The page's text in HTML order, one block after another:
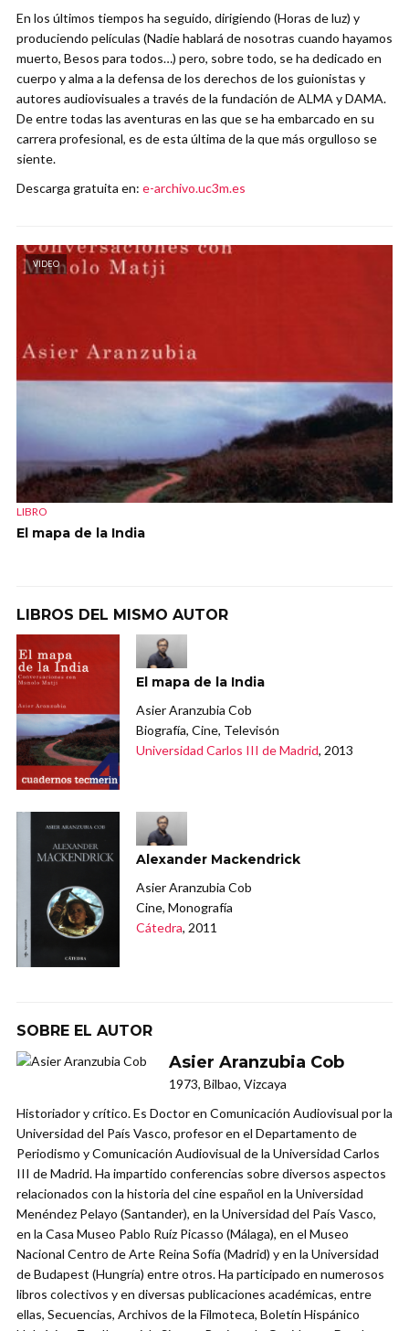
En los últimos tiempos ha seguido, dirigiendo (Horas de luz) y
produciendo películas (Nadie hablará de nosotras cuando hayamos
muerto, Besos para todos…) pero, sobre todo, se ha dedicado en
cuerpo y alma a la defensa de los derechos de los guionistas y
autores audiovisuales a través de la fundación de ALMA y DAMA.
De entre todas las aventuras en las que se ha embarcado en su
carrera profesional, es de esta última de la que más orgulloso se
siente.
Descarga gratuita en: e-archivo.uc3m.es
VIDEO
LIBRO
El mapa de la India
LIBROS DEL MISMO AUTOR
El mapa de la India
Asier Aranzubia Cob
Biografía, Cine, Televisón
Universidad Carlos III de Madrid, 2013
Alexander Mackendrick
Asier Aranzubia Cob
Cine, Monografía
Cátedra, 2011
SOBRE EL AUTOR
Asier Aranzubia Cob
1973, Bilbao, Vizcaya
Historiador y crítico. Es Doctor en Comunicación Audiovisual por la
Universidad del País Vasco, profesor en el Departamento de
Periodismo y Comunicación Audiovisual de la Universidad Carlos
III de Madrid. Ha impartido conferencias sobre diversos aspectos
relacionados con la historia del cine español en la Universidad
Menéndez Pelayo (Santander), en la Universidad del País Vasco,
en la Casa Museo Pablo Ruíz Picasso (Málaga), en el Museo
Nacional Centro de Arte Reina Sofía (Madrid) y en la Universidad
de Budapest (Hungría) entre otros. Ha participado en numerosos
libros colectivos y en diversas publicaciones académicas, entre
ellas, Secuencias, Archivos de la Filmoteca, Boletín Hispánico